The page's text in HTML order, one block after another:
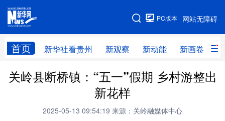
网站无障碍
PC版本
首页 新华社看贵州 新观察 新动能 新画卷
网站地图
新华社看贵州 新观察 新动能 新画卷
贵州领导
直播
关岭县断桥镇：“五一”假期 乡村游整出
新花样
2025-05-13 09:54:19 来源：关岭融媒体中心